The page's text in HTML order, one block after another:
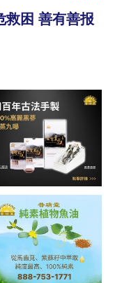
救困 善有善报